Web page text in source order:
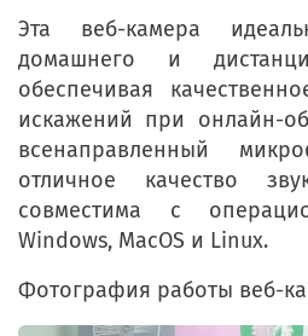
Эта веб-камера
домашнего и
обеспечивая
искажений при онлайн-
всенаправленный
отличное качество
совместима с
Windows, MacOS и Linux.
Фотография работы веб-